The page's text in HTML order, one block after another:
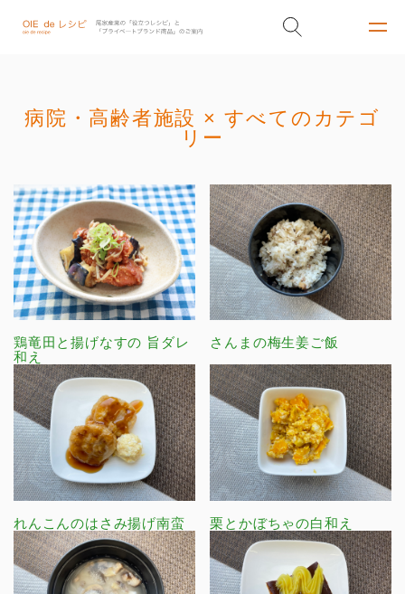
病院・高齢者施設 × すべてのカテゴ
リー
鶏竜田と揚げなすの 旨ダレ
和え
さんまの梅生姜ご飯
れんこんのはさみ揚げ南蛮 栗とかぼちゃの白和え